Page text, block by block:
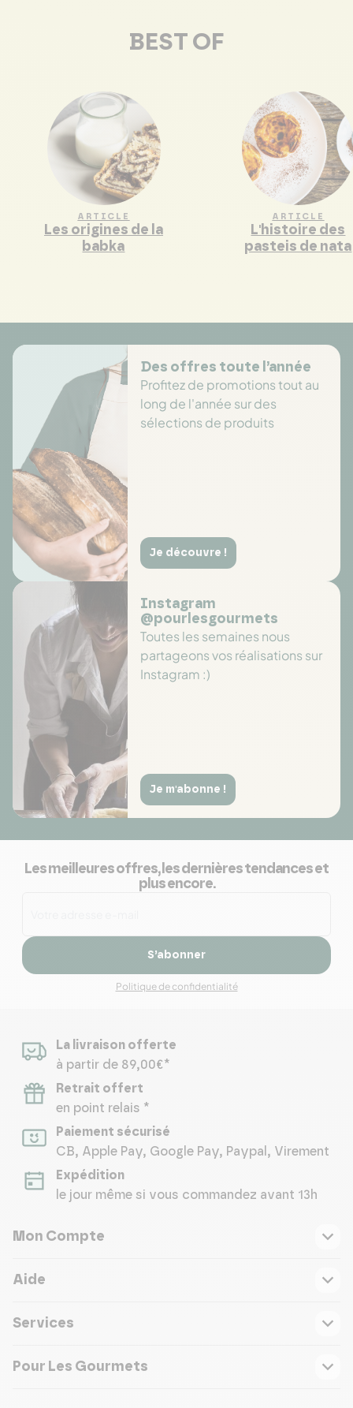
BEST OF
ARTICLE
Les origines de la
babka
ARTICLE
L'histoire des
pasteis de nata
Des offres toute l’année
Profitez de promotions tout au
long de l'année sur des
sélections de produits
Je découvre !
Instagram
@pourlesgourmets
Toutes les semaines nous
partageons vos réalisations sur
Instagram :)
Je m'abonne !
Les meilleures offres, les dernières tendances et
plus encore.
S’abonner
Politique de confidentialité
La livraison offerte
à partir de 89,00€*
Retrait offert
en point relais *
Paiement sécurisé
CB, Apple Pay, Google Pay, Paypal, Virement
Expédition
le jour même si vous commandez avant 13h
Mon Compte
Aide
Services
Pour Les Gourmets